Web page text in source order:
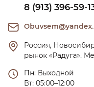
8 (913) 396-59-
Россия,
рынок «Радуга».
Пн: Выходной
Вт: 05:00–12:00